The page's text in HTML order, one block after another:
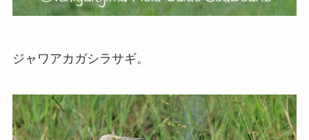
ジャワアカガシラサギ。